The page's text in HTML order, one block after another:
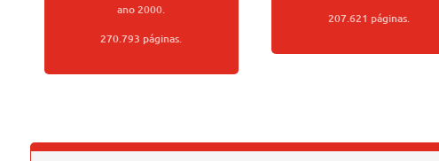
ano 2000.
270.793 páginas.
207.621 páginas.